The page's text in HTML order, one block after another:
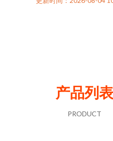
产品列表
PRODUCT